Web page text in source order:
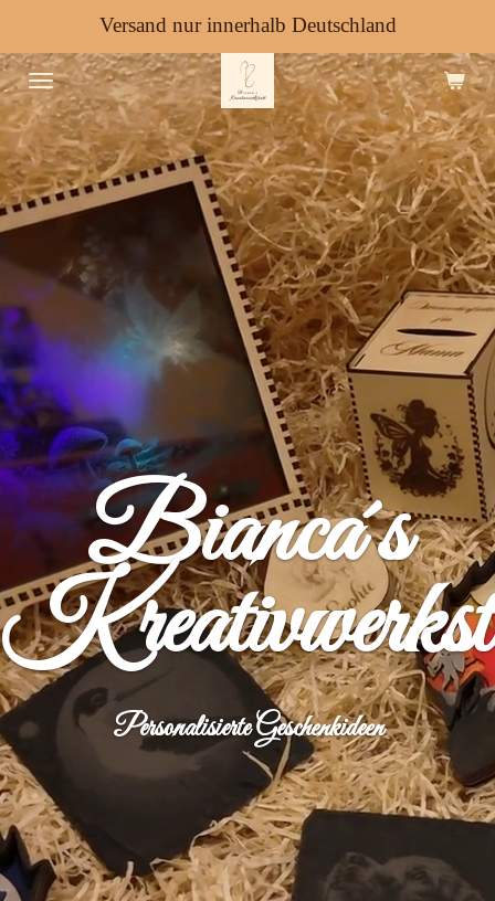
Hauptinhalt
springen
Versand nur innerhalb Deutschland
Bianca´s
Personalisierte Geschenkideen